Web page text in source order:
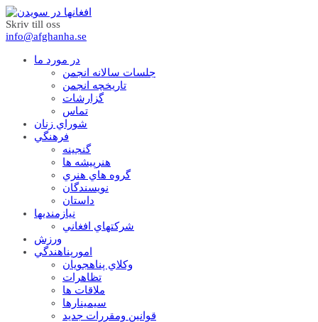
Skriv till oss
info@afghanha.se
در مورد ما
جلسات سالانه انجمن
تاریخچه انجمن
گزارشات
تماس
شوراي زنان
فرهنگي
گنجينه
هنرپيشه ها
گروه هاي هنري
نويسندگان
داستان
نيازمنديها
شرکتهاي افغاني
ورزش
امورپناهندگي
وکلاي پناهجويان
تظاهرات
ملاقات ها
سيمينارها
قوانين ومقررات جديد